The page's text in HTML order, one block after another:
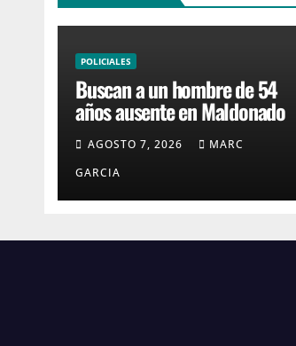
POLICIALES
Buscan a un hombre de 54
años ausente en Maldonado
AGOSTO 7, 2026
MARC
GARCIA